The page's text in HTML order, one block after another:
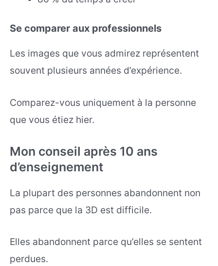
Se comparer aux professionnels
Les images que vous admirez représentent
souvent plusieurs années d’expérience.
Comparez-vous uniquement à la personne
que vous étiez hier.
Mon conseil après 10 ans
d’enseignement
La plupart des personnes abandonnent non
pas parce que la 3D est difficile.
Elles abandonnent parce qu’elles se sentent
perdues.